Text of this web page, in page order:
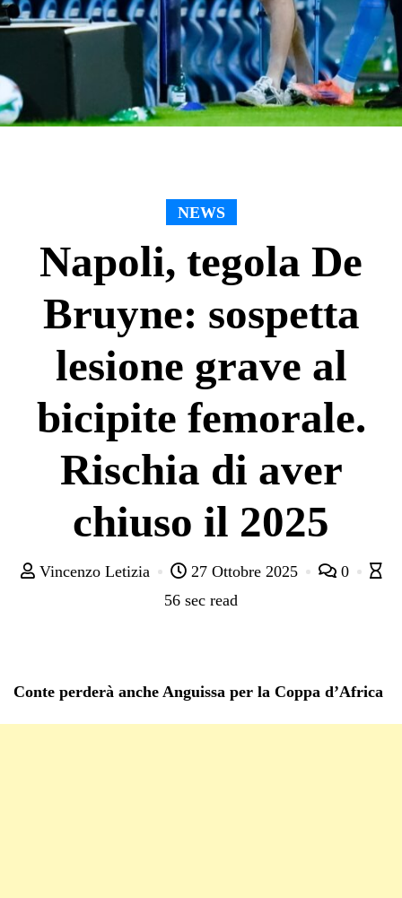
NEWS
Napoli, tegola De
Bruyne: sospetta
lesione grave al
bicipite femorale.
Rischia di aver
chiuso il 2025
Vincenzo Letizia 27 Ottobre 2025
0
56 sec read
Conte perderà anche Anguissa per la Coppa d’Africa